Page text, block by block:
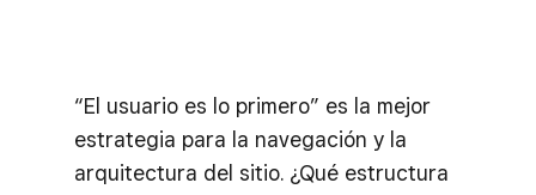
“El usuario es lo primero” es la mejor
estrategia para la navegación y la
arquitectura del sitio. ¿Qué estructura